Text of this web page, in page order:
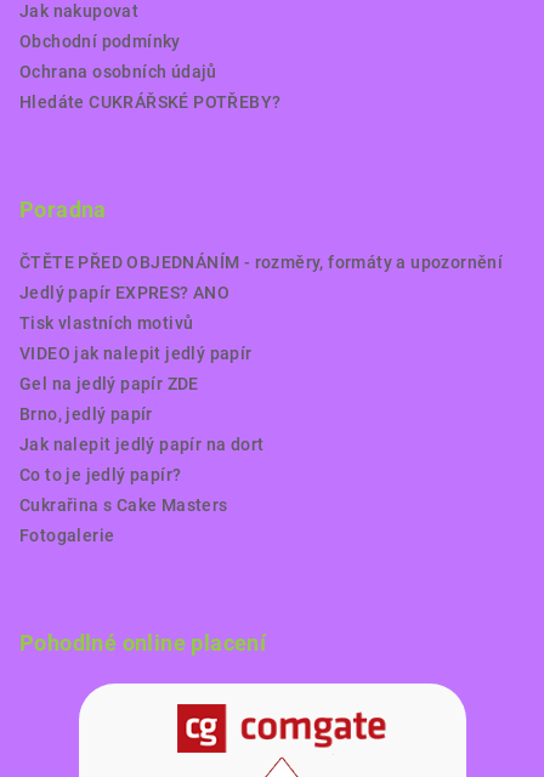
Jak nakupovat
Obchodní podmínky
Ochrana osobních údajů
Hledáte CUKRÁŘSKÉ POTŘEBY?
Poradna
ČTĚTE PŘED OBJEDNÁNÍM - rozměry, formáty a upozornění
Jedlý papír EXPRES? ANO
Tisk vlastních motivů
VIDEO jak nalepit jedlý papír
Gel na jedlý papír ZDE
Brno, jedlý papír
Jak nalepit jedlý papír na dort
Co to je jedlý papír?
Cukrařina s Cake Masters
Fotogalerie
Pohodlné online placení